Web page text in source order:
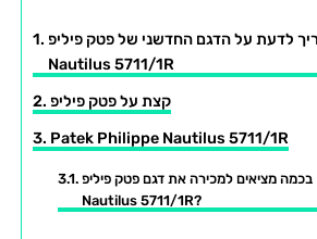
לדעת על הדגם החדשני של פטק פיליפ
Nautilus 5711/1R
קצת על פטק פיליפ
Patek Philippe Nautilus 5711/1R
בכמה מציאים למכירה את דגם פטק פיליפ
Nautilus 5711/1R?